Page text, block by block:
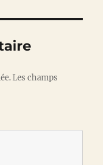
Les champs